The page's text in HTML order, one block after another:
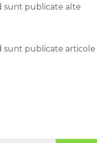
sunt publicate alte
sunt publicate articole